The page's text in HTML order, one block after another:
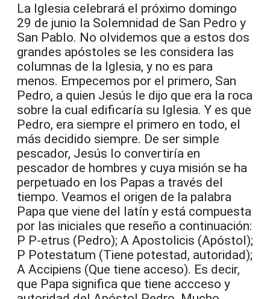
La Iglesia celebrará el próximo domingo
29 de junio la Solemnidad de San Pedro y
San Pablo. No olvidemos que a estos dos
grandes apóstoles se les considera las
columnas de la Iglesia, y no es para
menos. Empecemos por el primero, San
Pedro, a quien Jesús le dijo que era la roca
sobre la cual edificaría su Iglesia. Y es que
Pedro, era siempre el primero en todo, el
más decidido siempre. De ser simple
pescador, Jesús lo convertiría en
pescador de hombres y cuya misión se ha
perpetuado en los Papas a través del
tiempo. Veamos el origen de la palabra
Papa que viene del latín y está compuesta
por las iniciales que reseño a continuación:
P P-etrus (Pedro); A Apostolicis (Apóstol);
P Potestatum (Tiene potestad, autoridad);
A Accipiens (Que tiene acceso). Es decir,
que Papa significa que tiene accceso y